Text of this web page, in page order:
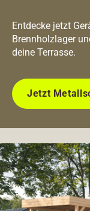
Entdecke jetzt
Brennholzlager
deine Terrasse.
Jetzt